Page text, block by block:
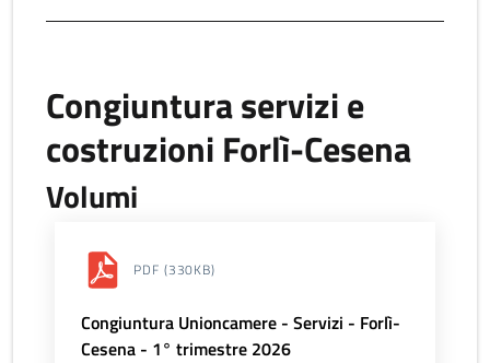
Congiuntura servizi e
costruzioni Forlì-Cesena
Volumi
PDF (330KB)
Congiuntura Unioncamere - Servizi - Forlì-
Cesena - 1° trimestre 2026